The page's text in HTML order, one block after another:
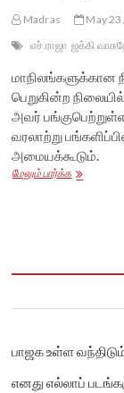
Madras
May
எச்.ராஜா ஜக்கி
மாநிலங்களுக்கான
பெறுகின்ற
அவர் பங்குபெற்றுள்ள
வரலாற்று
அமையக்கூடும்.
மேலும் பார்க்க
பாஜக உள்ள
எனது எல்லாப்